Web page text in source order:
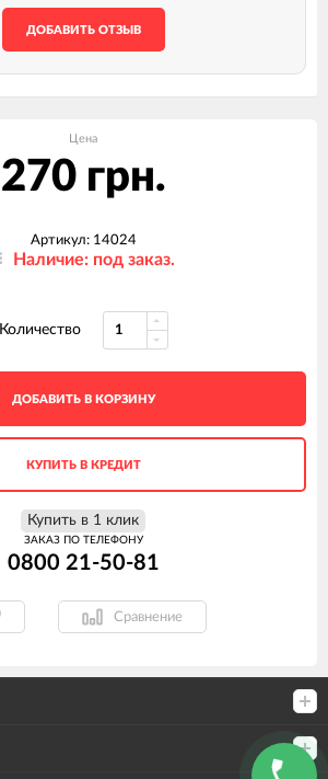
ДОБАВИТЬ ОТЗЫВ
Цена
270 грн.
Артикул: 14024
Наличие: под заказ.
Количество
ДОБАВИТЬ В КОРЗИНУ
КУПИТЬ В КРЕДИТ
Купить в 1 клик
ЗАКАЗ ПО ТЕЛЕФОНУ
0800 21-50-81
Сравнение